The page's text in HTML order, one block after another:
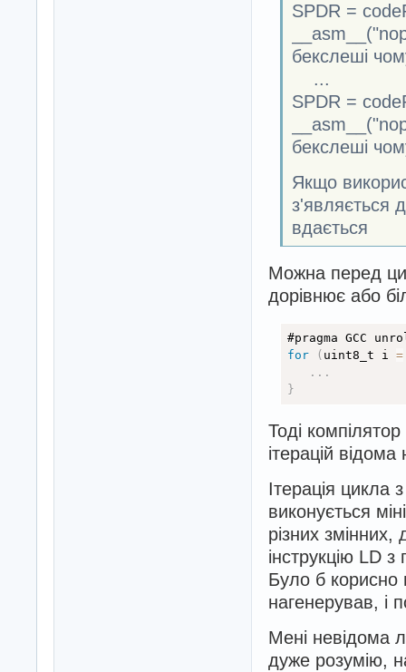
SPDR =
бекслеші
...
SPDR =
бекслеші
Якщо
з'являється
вдається
Можна перед
дорівнює або
#pragma GCC
for
( uint8_t i =
. . .
}
Тоді
ітерацій
Ітерація цикла
виконується
різних
інструкцію LD
Було б корисно
нагенерував, і
Мені невідома
дуже розумію,